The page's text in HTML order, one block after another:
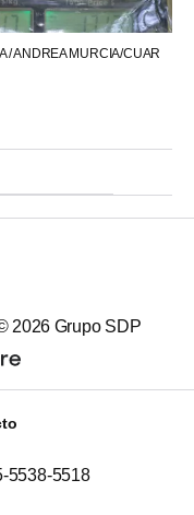
/ ANDREA MURCIA/CUAR
2026 Grupo SDP
5538-5518